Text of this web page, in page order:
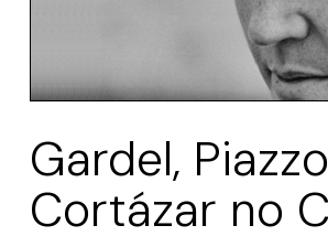
Gardel,
Cortázar no